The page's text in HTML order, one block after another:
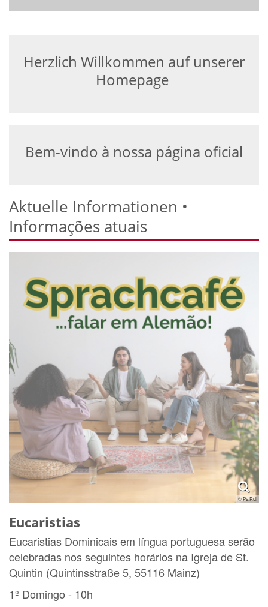
Herzlich Willkommen auf unserer
Homepage
Bem-vindo à nossa página oficial
Aktuelle Informationen •
Informações atuais
© Pe.Rui
Eucaristias
Eucaristias Dominicais em língua portuguesa serão
celebradas nos seguintes horários na Igreja de St.
Quintin (Quintinsstraße 5, 55116 Mainz)
1º Domingo - 10h